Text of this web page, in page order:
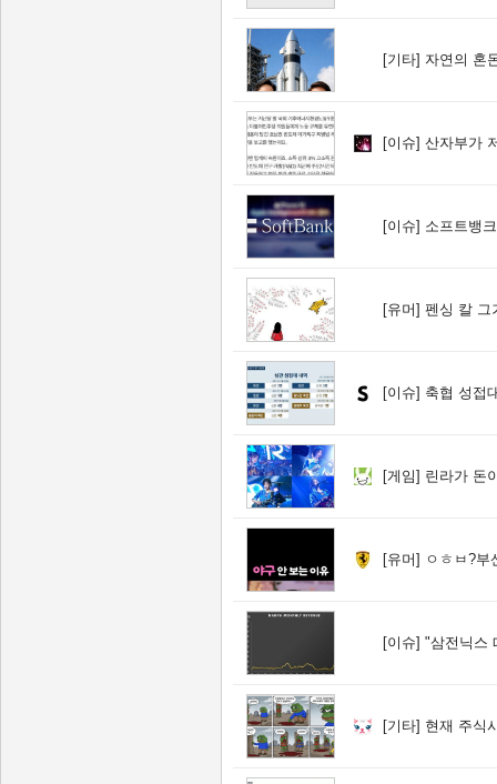
[기타] 자연의 혼
[이슈] 산자부가 저
[이슈] 소프트뱅크
[유머] 펜싱 칼 그
[이슈] 축협 성접
[게임] 린라가 돈
[유머] ㅇㅎㅂ?
[이슈] "삼전닉스 따라
[기타] 현재 주식